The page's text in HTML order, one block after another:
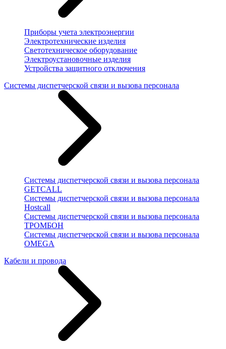
Приборы учета электроэнергии
Электротехнические изделия
Светотехническое оборудование
Электроустановочные изделия
Устройства защитного отключения
Системы диспетчерской связи и вызова персонала
Системы диспетчерской связи и вызова персонала
GETCALL
Системы диспетчерской связи и вызова персонала
Hostcall
Системы диспетчерской связи и вызова персонала
ТРОМБОН
Системы диспетчерской связи и вызова персонала
OMEGA
Кабели и провода